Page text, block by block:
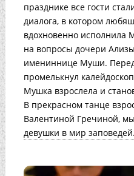
празднике все гости
диалога, в котором
вдохновенно исполнила
на вопросы дочери
имениннице Муши.
промелькнул
Мушка взрослела и
В прекрасном танце
Валентиной Гречиной,
девушки в мир